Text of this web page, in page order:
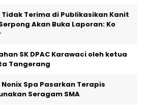
Terima di Publikasikan Kanit
Akan Buka Laporan: Ko
SK DPAC Karawaci oleh ketua
Tangerang
Spa Pasarkan Terapis
Seragam SMA